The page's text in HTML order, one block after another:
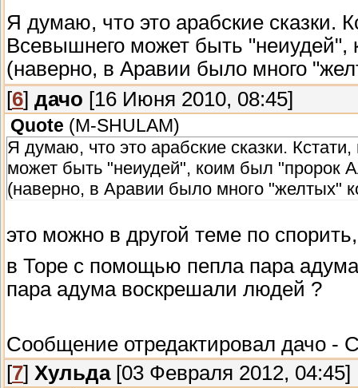
Я думаю, что это арабские сказки.
Всевышнего может быть "неиудей",
(наверно, в Аравии было много
[6] дачо [16 Июня 2010, 08:45]
Quote (M-SHULAM)
Я думаю, что это арабские сказки.
может быть "неиудей", коим был "пророк
(наверно, в Аравии было много "желтых"
это можно в другой теме по
в Торе с помощью пепла пара
пара адума воскрешали людей ?
Сообщение отредактировал дачо -
[7] Хульда[03 Февраля 2012, 04:45]